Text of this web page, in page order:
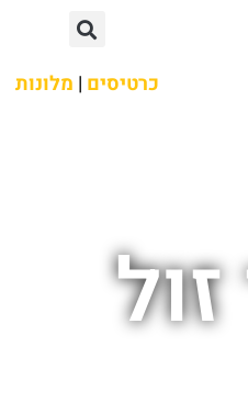
כרטיסים | מלונות